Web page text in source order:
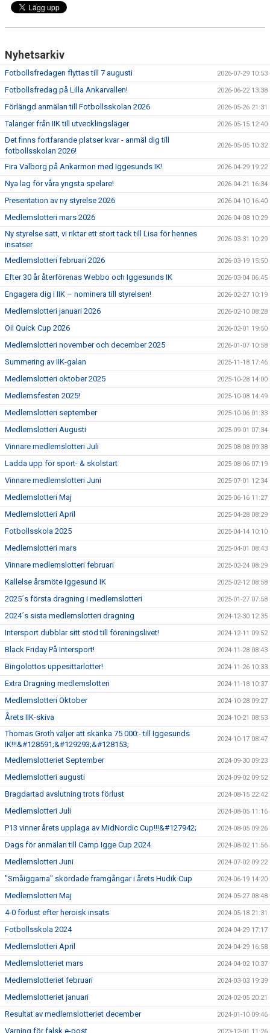
Nyhetsarkiv
Fotbollsfredagen flyttas till 7 augusti 2026-07-29 10:53
Fotbollsfredag på Lilla Ankarvallen! 2026-06-22 13:38
Förlängd anmälan till Fotbollsskolan 2026 2026-05-26 21:31
Talanger från IIK till utvecklingsläger 2026-05-15 12:40
Det finns fortfarande platser kvar - anmäl dig till
fotbollsskolan 2026!
2026-05-05 10:32
Fira Valborg på Ankarmon med Iggesunds IK! 2026-04-29 19:22
Nya lag för våra yngsta spelare! 2026-04-21 16:34
Presentation av ny styrelse 2026 2026-04-10 16:40
Medlemslotteri mars 2026 2026-04-08 10:29
Ny styrelse satt, vi riktar ett stort tack till Lisa för hennes
insatser
2026-03-31 10:29
Medlemslotteri februari 2026 2026-03-19 15:50
Efter 30 år återförenas Webbo och Iggesunds IK 2026-03-04 06:45
Engagera dig i IIK – nominera till styrelsen! 2026-02-27 10:19
Medlemslotteri januari 2026 2026-02-10 08:28
Oil Quick Cup 2026 2026-02-01 19:50
Medlemslotteri november och december 2025 2026-01-07 10:58
Summering av IIK-galan 2025-11-18 17:46
Medlemslotteri oktober 2025 2025-10-28 14:00
Medlemsfesten 2025! 2025-10-08 14:49
Medlemslotteri september 2025-10-06 01:33
Medlemslotteri Augusti 2025-09-01 07:34
Vinnare medlemslotteri Juli 2025-08-08 09:38
Ladda upp för sport- & skolstart 2025-08-06 07:19
Vinnare medlemslotteri Juni 2025-07-01 12:34
Medlemslotteri Maj 2025-06-16 11:27
Medlemslotterí April 2025-04-28 08:29
Fotbollsskola 2025 2025-04-14 10:10
Medlemslotteri mars 2025-04-01 08:43
Vinnare medlemslotteri februari 2025-02-24 08:29
Kallelse årsmöte Iggesund IK 2025-02-12 08:58
2025´s första dragning i medlemslotteri 2025-01-27 07:58
2024´s sista medlemslotteri dragning 2024-12-30 12:35
Intersport dubblar sitt stöd till föreningslivet! 2024-12-11 09:52
Black Friday På Intersport! 2024-11-28 08:43
Bingolottos uppesittarlotter! 2024-11-26 10:33
Extra Dragning medlemslotteri 2024-11-18 10:37
Medlemslotteri Oktober 2024-10-28 09:27
Årets IIK-skiva 2024-10-21 08:53
Thomas Groth väljer att skänka 75 000:- till Iggesunds
IK!!!&#128591;&#129293;&#128153;
2024-10-17 08:47
Medlemslotteriet September 2024-09-30 09:23
Medlemslotteri augusti 2024-09-02 09:52
Bragdartad avslutning trots förlust 2024-08-15 22:42
Medlemslotteri Juli 2024-08-05 11:16
P13 vinner årets upplaga av MidNordic Cup!!!&#127942; 2024-08-05 09:26
Dags för anmälan till Camp Igge Cup 2024 2024-08-02 11:56
Medlemslotteri Juni 2024-07-02 09:22
"Småiggarna" skördade framgångar i årets Hudik Cup 2024-06-19 14:20
Medlemslotteri Maj 2024-05-27 08:48
4-0 förlust efter heroisk insats 2024-05-18 21:31
Fotbollsskola 2024 2024-04-29 17:17
Medlemslotteri April 2024-04-29 16:58
Medlemslotteriet mars 2024-04-02 10:37
Medlemslotteriet februari 2024-03-03 19:39
Medlemslotteriet januari 2024-02-05 20:21
Resultat av medlemslotteriet december 2024-01-10 09:46
Varning för falsk e-post